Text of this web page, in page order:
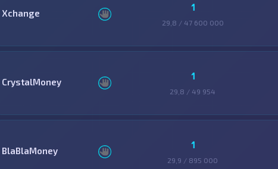
Xchange 1
29,8 / 47 600 000
CrystalMoney 1
29,8 / 49 954
BlaBlaMoney 1
29,9 / 895 000